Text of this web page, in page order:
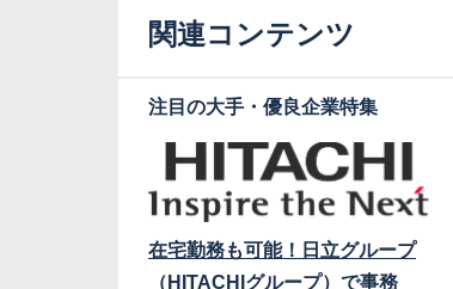
関連コンテンツ
注目の大手・優良企業特集
在宅勤務も可能！日立グループ
（HITACHIグループ）で事務